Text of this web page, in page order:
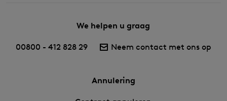
We helpen u graag
00800 - 412 828 29 Neem contact met ons op
Annulering